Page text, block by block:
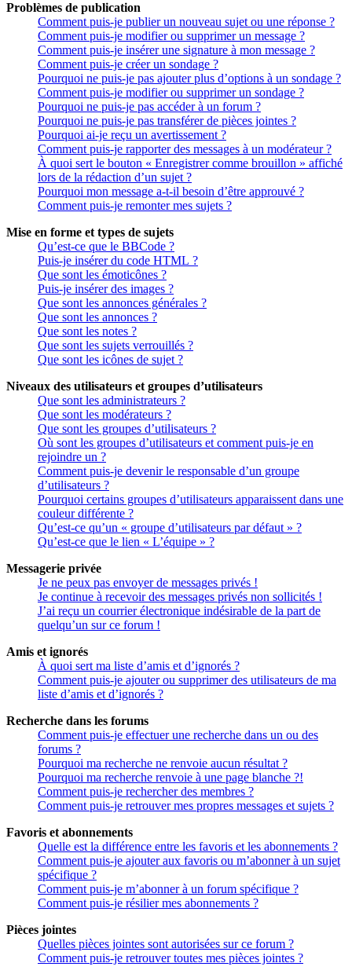
Problèmes de publication
Comment puis-je publier un nouveau sujet ou une réponse ?
Comment puis-je modifier ou supprimer un message ?
Comment puis-je insérer une signature à mon message ?
Comment puis-je créer un sondage ?
Pourquoi ne puis-je pas ajouter plus d’options à un sondage ?
Comment puis-je modifier ou supprimer un sondage ?
Pourquoi ne puis-je pas accéder à un forum ?
Pourquoi ne puis-je pas transférer de pièces jointes ?
Pourquoi ai-je reçu un avertissement ?
Comment puis-je rapporter des messages à un modérateur ?
À quoi sert le bouton « Enregistrer comme brouillon » affiché
lors de la rédaction d’un sujet ?
Pourquoi mon message a-t-il besoin d’être approuvé ?
Comment puis-je remonter mes sujets ?
Mise en forme et types de sujets
Qu’est-ce que le BBCode ?
Puis-je insérer du code HTML ?
Que sont les émoticônes ?
Puis-je insérer des images ?
Que sont les annonces générales ?
Que sont les annonces ?
Que sont les notes ?
Que sont les sujets verrouillés ?
Que sont les icônes de sujet ?
Niveaux des utilisateurs et groupes d’utilisateurs
Que sont les administrateurs ?
Que sont les modérateurs ?
Que sont les groupes d’utilisateurs ?
Où sont les groupes d’utilisateurs et comment puis-je en
rejoindre un ?
Comment puis-je devenir le responsable d’un groupe
d’utilisateurs ?
Pourquoi certains groupes d’utilisateurs apparaissent dans une
couleur différente ?
Qu’est-ce qu’un « groupe d’utilisateurs par défaut » ?
Qu’est-ce que le lien « L’équipe » ?
Messagerie privée
Je ne peux pas envoyer de messages privés !
Je continue à recevoir des messages privés non sollicités !
J’ai reçu un courrier électronique indésirable de la part de
quelqu’un sur ce forum !
Amis et ignorés
À quoi sert ma liste d’amis et d’ignorés ?
Comment puis-je ajouter ou supprimer des utilisateurs de ma
liste d’amis et d’ignorés ?
Recherche dans les forums
Comment puis-je effectuer une recherche dans un ou des
forums ?
Pourquoi ma recherche ne renvoie aucun résultat ?
Pourquoi ma recherche renvoie à une page blanche ?!
Comment puis-je rechercher des membres ?
Comment puis-je retrouver mes propres messages et sujets ?
Favoris et abonnements
Quelle est la différence entre les favoris et les abonnements ?
Comment puis-je ajouter aux favoris ou m’abonner à un sujet
spécifique ?
Comment puis-je m’abonner à un forum spécifique ?
Comment puis-je résilier mes abonnements ?
Pièces jointes
Quelles pièces jointes sont autorisées sur ce forum ?
Comment puis-je retrouver toutes mes pièces jointes ?